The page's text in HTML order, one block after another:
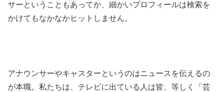
サーということもあってか、細かいプロフィールは検索を
かけてもなかなかヒットしません。
アナウンサーやキャスターというのはニュースを伝えるの
が本職。私たちは、テレビに出ている人は皆、等しく「芸